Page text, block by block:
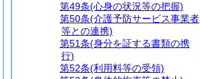
第49条(心身の状況等の把握)
第50条(介護予防サービス事業者
等との連携)
第51条(身分を証する書類の携
行)
第52条(利用料等の受領)